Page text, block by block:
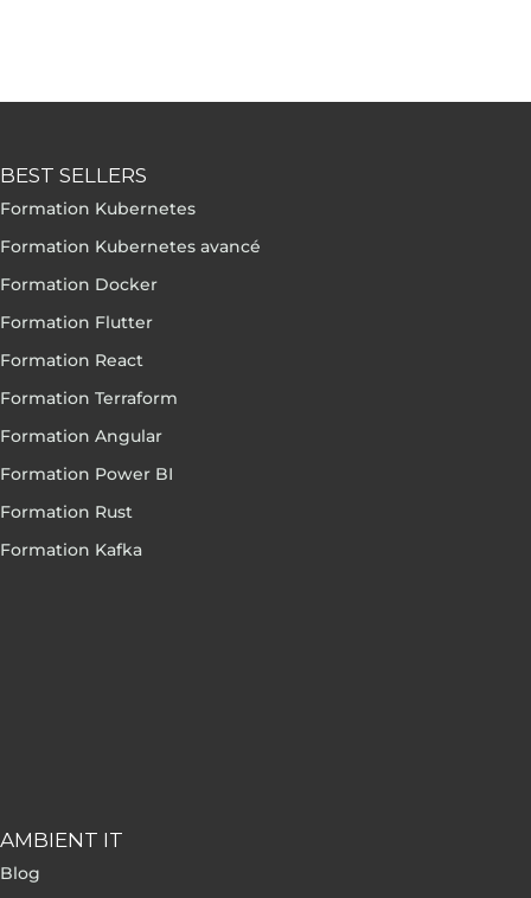
BEST SELLERS
Formation Kubernetes
Formation Kubernetes avancé
Formation Docker
Formation Flutter
Formation React
Formation Terraform
Formation Angular
Formation Power BI
Formation Rust
Formation Kafka
AMBIENT IT
Blog